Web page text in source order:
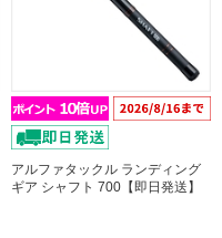
アルファタックル ランディング
ギア シャフト 700【即日発送】